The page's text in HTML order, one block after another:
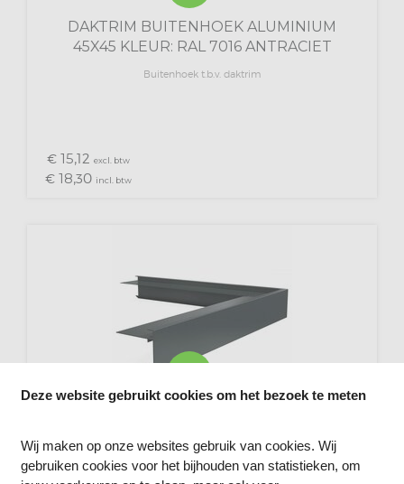
DAKTRIM BUITENHOEK ALUMINIUM
45X45 KLEUR: RAL 7016 ANTRACIET
Buitenhoek t.b.v. daktrim
€ 15,12 excl. btw
€ 18,30 incl. btw
Buitenhoek t.b.v. daktrim
Deze website gebruikt cookies om het bezoek te meten
Wij maken op onze websites gebruik van cookies. Wij
gebruiken cookies voor het bijhouden van statistieken, om